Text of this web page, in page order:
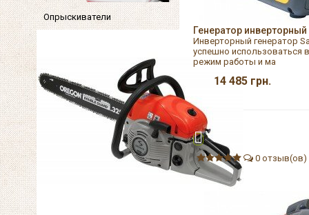
Опрыскиватели
Генератор
Инверторный генератор
успешно использоваться
режим работы и ма
14 485 грн.
0 отзыв(ов)